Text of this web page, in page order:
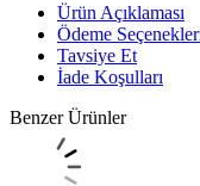
Ürün Açıklaması
Ödeme
Tavsiye Et
İade Koşulları
Benzer Ürünler